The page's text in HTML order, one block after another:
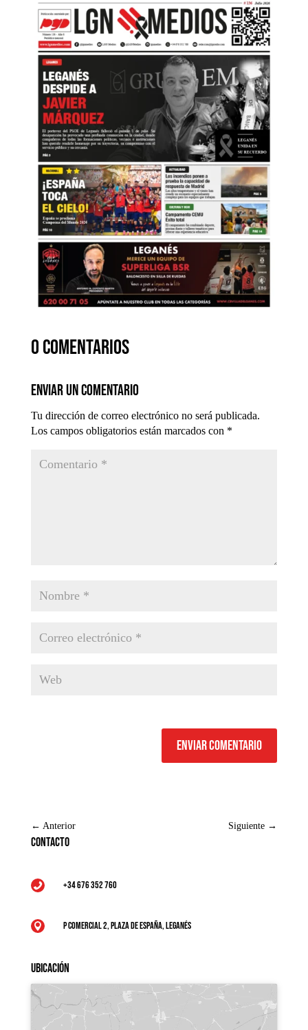
0 comentarios
Enviar un comentario
Tu dirección de correo electrónico no será publicada.
Los campos obligatorios están marcados con *
Enviar comentario
← Anterior Siguiente →
Contacto
 +34 676 352 760
 P Comercial 2, Plaza de España, Leganés
Ubicación